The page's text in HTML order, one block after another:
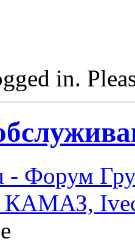
in.
Форум